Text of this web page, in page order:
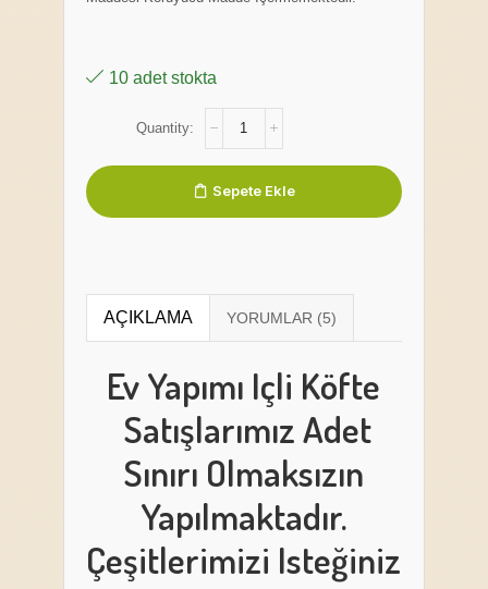
10 adet stokta
Sepete Ekle
AÇIKLAMA
Ev Yapımı Içli Köfte
Satışlarımız Adet
Sınırı Olmaksızın
Yapılmaktadır.
Çeşitlerimizi Isteğiniz